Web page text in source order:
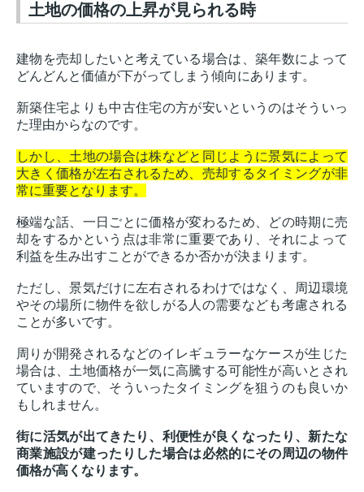
土地の価格の上昇が見られる時
建物を売却したいと考えている場合は、築年数によって
どんどんと価値が下がってしまう傾向にあります。
新築住宅よりも中古住宅の方が安いというのはそういっ
た理由からなのです。
しかし、土地の場合は株などと同じように景気によって
大きく価格が左右されるため、売却するタイミングが非
常に重要となります。
極端な話、一日ごとに価格が変わるため、どの時期に売
却をするかという点は非常に重要であり、それによって
利益を生み出すことができるか否かが決まります。
ただし、景気だけに左右されるわけではなく、周辺環境
やその場所に物件を欲しがる人の需要なども考慮される
ことが多いです。
周りが開発されるなどのイレギュラーなケースが生じた
場合は、土地価格が一気に高騰する可能性が高いとされ
ていますので、そういったタイミングを狙うのも良いか
もしれません。
街に活気が出てきたり、利便性が良くなったり、新たな
商業施設が建ったりした場合は必然的にその周辺の物件
価格が高くなります。